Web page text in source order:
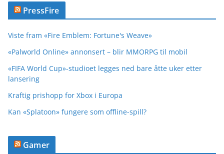
PressFire
Viste fram «Fire Emblem: Fortune's Weave»
«Palworld Online» annonsert – blir MMORPG til mobil
«FIFA World Cup»-studioet legges ned bare åtte uker etter
lansering
Kraftig prishopp for Xbox i Europa
Kan «Splatoon» fungere som offline-spill?
Gamer